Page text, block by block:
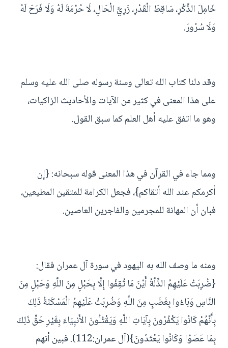
خَامِلَ الذِّكْرِ، سَاقِطَ الْقَدْرِ، زَرِيَّ الْحَالِ، لَا حُرْمَةَ لَهُ وَلَا فَرَحَ لَهُ
وَلَا سُرُورَ.
وقد دلنا كتاب الله تعالى وسنة رسوله صلى الله عليه وسلم
على هذا المعنى في كثير من الآيات والأحاديث الزاكيات،
وهو ما اتفق عليه أهل العلم كما سبق القول.
ومما جاء في القرآن في هذا المعنى قوله سبحانه: {إن
أكرمكم عند الله أتقاكم}، فجعل الكرامة للمتقين المطيعين،
فبان أن المهانة للمجرمين والفاجرين العاصين.
ومنه ما وصف الله به اليهود في سورة آل عمران فقال:
{ضُرِبَتْ عَلَيْهِمُ الذِّلَّةُ أَيْنَ مَا ثُقِفُوا إِلَّا بِحَبْلٍ مِنَ اللَّهِ وَحَبْلٍ مِنَ
النَّاسِ وَبَاءُوا بِغَضَبٍ مِنَ اللَّهِ وَضُرِبَتْ عَلَيْهِمُ الْمَسْكَنَةُ ذَلِكَ
بِأَنَّهُمْ كَانُوا يَكْفُرُونَ بِآيَاتِ اللَّهِ وَيَقْتُلُونَ الأَنبِيَاءَ بِغَيْرِ حَقٍّ ذَلِكَ
بِمَا عَصَوْا وَكَانُوا يَعْتَدُونَ}(آل عمران:112). فبين أنهم